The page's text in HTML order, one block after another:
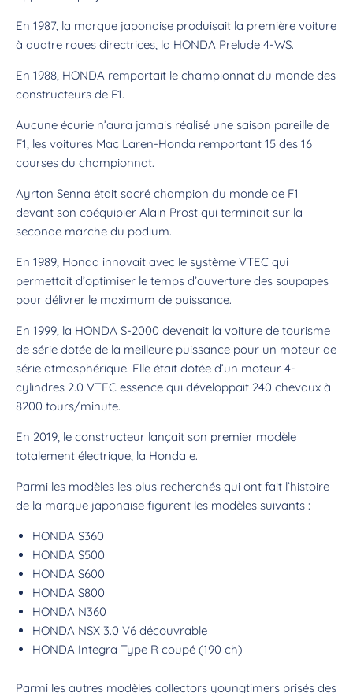
En 1987, la marque japonaise produisait la première voiture
à quatre roues directrices, la HONDA Prelude 4-WS.
En 1988, HONDA remportait le championnat du monde des
constructeurs de F1.
Aucune écurie n’aura jamais réalisé une saison pareille de
F1, les voitures Mac Laren-Honda remportant 15 des 16
courses du championnat.
Ayrton Senna était sacré champion du monde de F1
devant son coéquipier Alain Prost qui terminait sur la
seconde marche du podium.
En 1989, Honda innovait avec le système VTEC qui
permettait d’optimiser le temps d’ouverture des soupapes
pour délivrer le maximum de puissance.
En 1999, la HONDA S-2000 devenait la voiture de tourisme
de série dotée de la meilleure puissance pour un moteur de
série atmosphérique. Elle était dotée d’un moteur 4-
cylindres 2.0 VTEC essence qui développait 240 chevaux à
8200 tours/minute.
En 2019, le constructeur lançait son premier modèle
totalement électrique, la Honda e.
Parmi les modèles les plus recherchés qui ont fait l’histoire
de la marque japonaise figurent les modèles suivants :
HONDA S360
HONDA S500
HONDA S600
HONDA S800
HONDA N360
HONDA NSX 3.0 V6 découvrable
HONDA Integra Type R coupé (190 ch)
Parmi les autres modèles collectors youngtimers prisés des